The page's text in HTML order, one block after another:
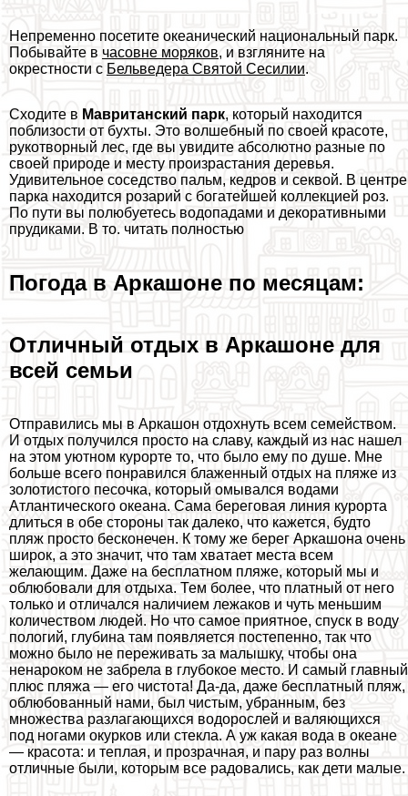
Непременно посетите океанический национальный парк.
Побывайте в часовне моряков, и взгляните на
окрестности с Бельведера Святой Сесилии.
Сходите в Мавританский парк, который находится
поблизости от бухты. Это волшебный по своей красоте,
рукотворный лес, где вы увидите абсолютно разные по
своей природе и месту произрастания деревья.
Удивительное соседство пальм, кедров и секвой. В центре
парка находится розарий с богатейшей коллекцией роз.
По пути вы полюбуетесь водопадами и декоративными
прудиками. В то. читать полностью
Погода в Аркашоне по месяцам:
Отличный отдых в Аркашоне для
всей семьи
Отправились мы в Аркашон отдохнуть всем семейством.
И отдых получился просто на славу, каждый из нас нашел
на этом уютном курорте то, что было ему по душе. Мне
больше всего понравился блаженный отдых на пляже из
золотистого песочка, который омывался водами
Атлантического океана. Сама береговая линия курорта
длиться в обе стороны так далеко, что кажется, будто
пляж просто бесконечен. К тому же берег Аркашона очень
широк, а это значит, что там хватает места всем
желающим. Даже на бесплатном пляже, который мы и
облюбовали для отдыха. Тем более, что платный от него
только и отличался наличием лежаков и чуть меньшим
количеством людей. Но что самое приятное, спуск в воду
пологий, глубина там появляется постепенно, так что
можно было не переживать за малышку, чтобы она
ненароком не забрела в глубокое место. И самый главный
плюс пляжа — его чистота! Да-да, даже бесплатный пляж,
облюбованный нами, был чистым, убранным, без
множества разлагающихся водорослей и валяющихся
под ногами окурков или стекла. А уж какая вода в океане
— красота: и теплая, и прозрачная, и пару раз волны
отличные были, которым все радовались, как дети малые.